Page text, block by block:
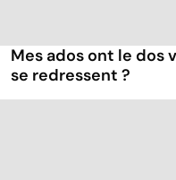
Mes ados ont le dos
se redressent ?